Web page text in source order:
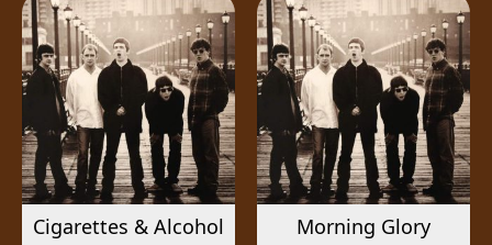
Cigarettes & Alcohol Morning Glory